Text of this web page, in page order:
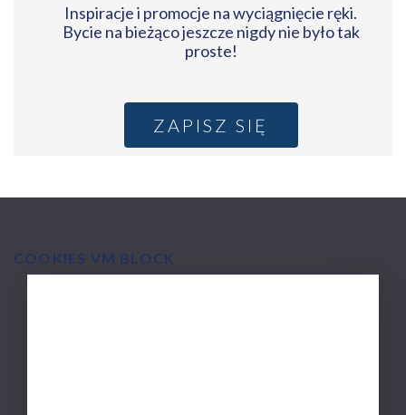
Inspiracje i promocje na wyciągnięcie ręki.
Bycie na bieżąco jeszcze nigdy nie było tak
proste!
ZAPISZ SIĘ
COOKIES VM BLOCK